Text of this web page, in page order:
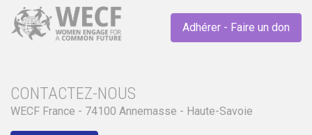
Adhérer - Faire un don
CONTACTEZ-NOUS
WECF France - 74100 Annemasse - Haute-Savoie